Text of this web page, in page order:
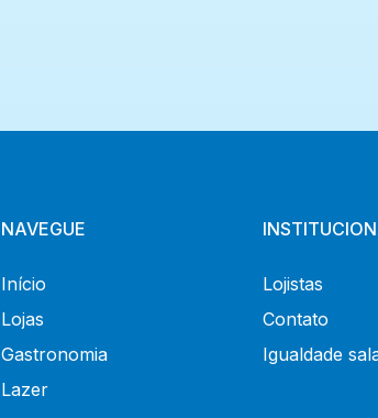
NAVEGUE
Início
Lojas
Gastronomia
Lazer
Lojistas
Contato
Igualdade